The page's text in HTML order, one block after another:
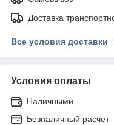
Доставка
Все условия доставки
Условия оплаты
Наличными
Безналичный расчет